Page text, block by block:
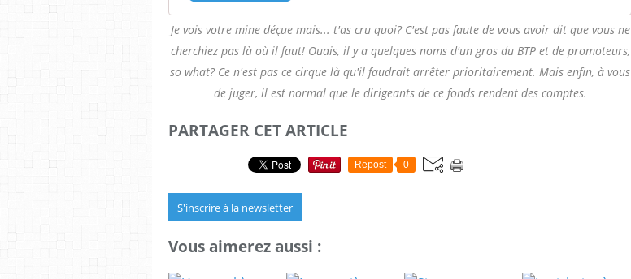
Je vois votre mine déçue mais... t'as cru quoi? C'est pas faute de vous avoir dit que vous ne
cherchiez pas là où il faut! Ouais, il y a quelques noms d'un gros du BTP et de promoteurs,
so what? Ce n'est pas ce cirque là qu'il faudrait arrêter prioritairement. Mais enfin, à vous
de juger, il est normal que le dirigeants de ce fonds rendent des comptes.
PARTAGER CET ARTICLE
Repost 0
S'inscrire à la newsletter
Vous aimerez aussi :